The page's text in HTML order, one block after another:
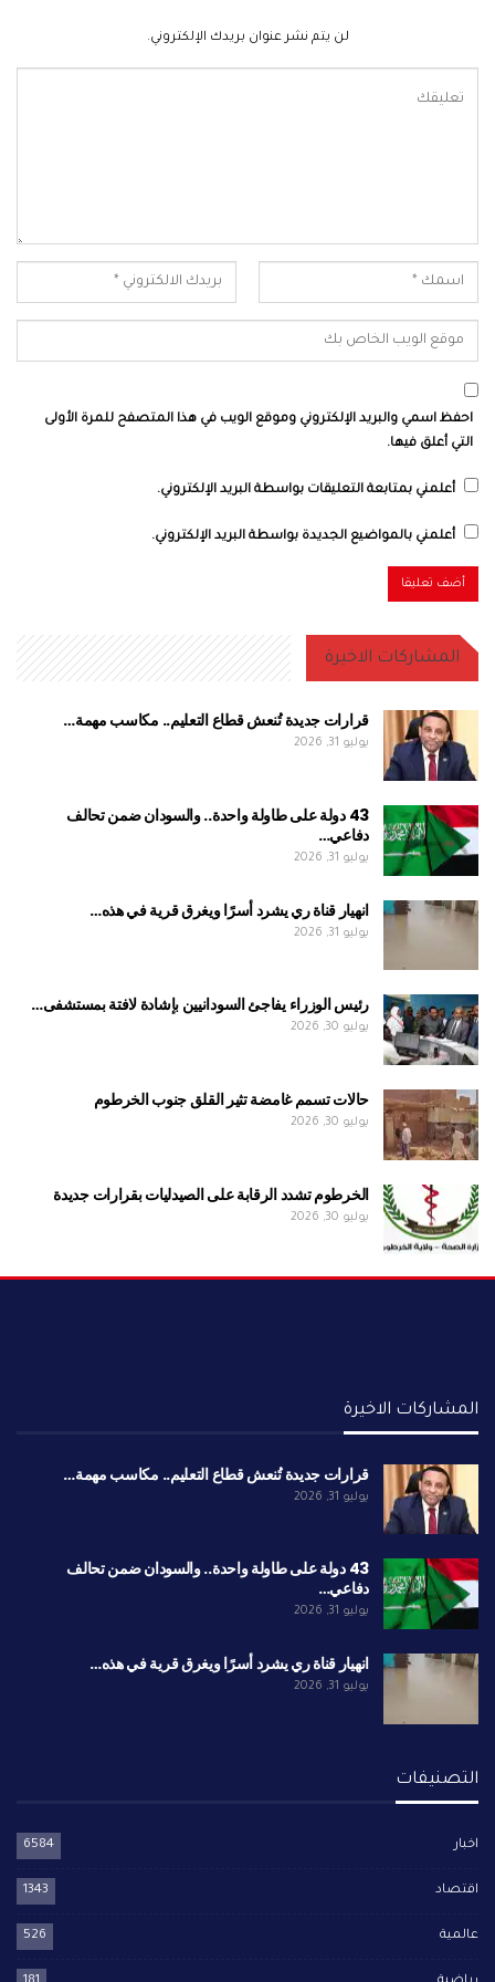
لن يتم نشر عنوان بريدك الإلكتروني.
احفظ اسمي والبريد الإلكتروني وموقع الويب في هذا المتصفح للمرة الأولى
التي أعلق فيها.
أعلمني بمتابعة التعليقات بواسطة البريد الإلكتروني.
أعلمني بالمواضيع الجديدة بواسطة البريد الإلكتروني.
المشاركات الاخيرة
قرارات جديدة تُنعش قطاع التعليم.. مكاسب مهمة…
يوليو 31, 2026
43 دولة على طاولة واحدة.. والسودان ضمن تحالف
دفاعي…
يوليو 31, 2026
انهيار قناة ري يشرد أسرًا ويغرق قرية في هذه…
يوليو 31, 2026
رئيس الوزراء يفاجئ السودانيين بإشادة لافتة بمستشفى…
يوليو 30, 2026
حالات تسمم غامضة تثير القلق جنوب الخرطوم
يوليو 30, 2026
الخرطوم تشدد الرقابة على الصيدليات بقرارات جديدة
يوليو 30, 2026
المشاركات الاخيرة
قرارات جديدة تُنعش قطاع التعليم.. مكاسب مهمة…
يوليو 31, 2026
43 دولة على طاولة واحدة.. والسودان ضمن تحالف
دفاعي…
يوليو 31, 2026
انهيار قناة ري يشرد أسرًا ويغرق قرية في هذه…
يوليو 31, 2026
التصنيفات
اخبار 6584
اقتصاد 1343
عالمية 526